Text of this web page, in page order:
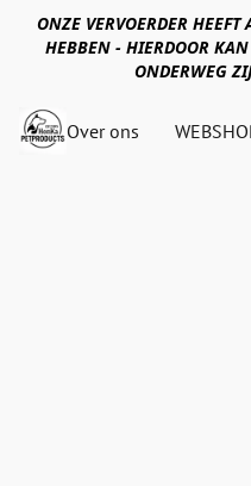
ONZE VERVOERDER
HEBBEN - HIERDOOR
ONDERWEG
Over ons